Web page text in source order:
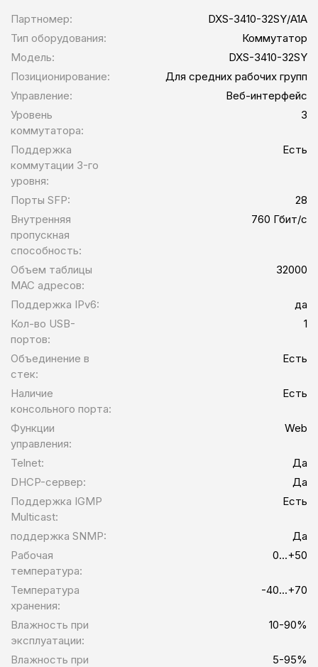
Партномер:
DXS-3410-32SY/A1A
Тип оборудования:
Коммутатор
Модель:
DXS-3410-32SY
Позиционирование:
Для средних рабочих групп
Управление:
Веб-интерфейс
Уровень
коммутатора:
3
Поддержка
коммутации 3-го
уровня:
Есть
Порты SFP:
28
Внутренняя
пропускная
способность:
760 Гбит/с
Объем таблицы
MAC адресов:
32000
Поддержка IPv6:
да
Кол-во USB-
портов:
1
Объединение в
стек:
Есть
Наличие
консольного порта:
Есть
Функции
управления:
Web
Telnet:
Да
DHCP-сервер:
Да
Поддержка IGMP
Multicast:
Есть
поддержка SNMP:
Да
Рабочая
температура:
0...+50
Температура
хранения:
-40...+70
Влажность при
эксплуатации:
10-90%
Влажность при
5-95%